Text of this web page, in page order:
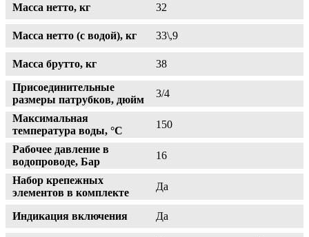
Масса нетто, кг 32
Масса нетто (с водой), кг 33\,9
Масса брутто, кг
38
Присоединительные
размеры патрубков, дюйм
3/4
Максимальная
температура воды, °С
150
Рабочее давление в
водопроводе, Бар
16
Набор крепежных
элементов в комплекте
Да
Индикация включения Да